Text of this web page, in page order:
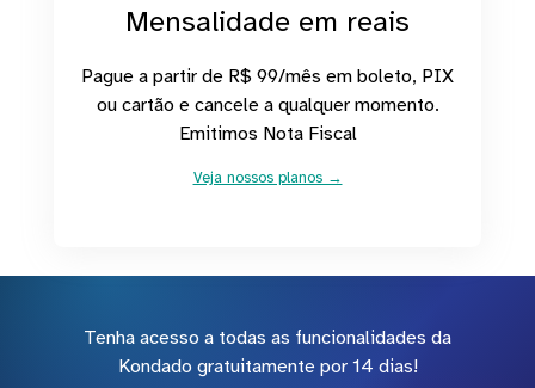
Mensalidade em reais
Pague a partir de R$ 99/mês em boleto, PIX
ou cartão e cancele a qualquer momento.
Emitimos Nota Fiscal
Veja nossos planos →
Tenha acesso a todas as funcionalidades da
Kondado gratuitamente por 14 dias!